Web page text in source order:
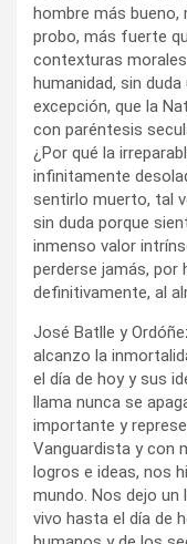
hombre más bueno,
probo, más fuerte
contexturas
humanidad, sin
excepción, que la
con paréntesis
¿Por qué la
infinitamente
sentirlo muerto, tal
sin duda porque
inmenso valor
perderse jamás, por
definitivamente, al
José Batlle y
alcanzo la
el día de hoy y sus
llama nunca se
importante y
Vanguardista y con
logros e ideas, nos
mundo. Nos dejo un
vivo hasta el día de